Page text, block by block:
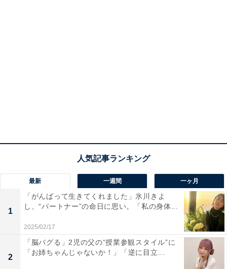
最新 一週間 一ヶ月
1
「がんばって生きてくれました」氷川きよ
し、“パートナー”の命日に思い。「私の身体...
2025/02/17
2
「脳バグる」2児の父の“授業参観スタイル”に
「お姉ちゃんじゃないか！」「逆に目立...